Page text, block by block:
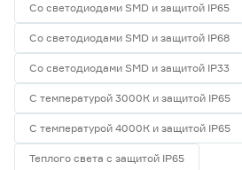
Со светодиодами SMD и защитой IP65
Со светодиодами SMD и защитой IP68
Со светодиодами SMD и защитой IP33
С температурой 3000К и защитой IP65
С температурой 4000К и защитой IP65
Теплого света с защитой IP65